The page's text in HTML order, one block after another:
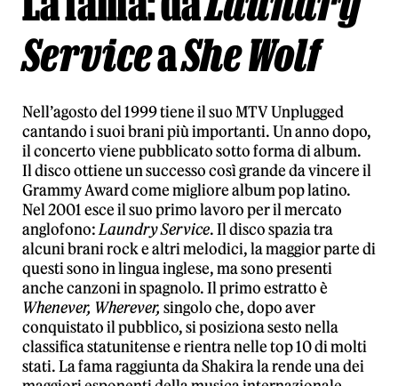
ServiceaShe Wolf
Nell’agosto del 1999 tiene il suo MTV Unplugged
cantando i suoi brani più importanti. Un anno dopo,
il concerto viene pubblicato sotto forma di album.
Il disco ottiene un successo così grande da vincere il
Grammy Award come migliore album pop latino.
Nel 2001 esce il suo primo lavoro per il mercato
anglofono:Laundry Service. Il disco spazia tra
alcuni brani rock e altri melodici, la maggior parte di
questi sono in lingua inglese, ma sono presenti
anche canzoni in spagnolo. Il primo estratto è
Whenever, Wherever, singolo che, dopo aver
conquistato il pubblico, si posiziona sesto nella
classifica statunitense e rientra nelle top 10 di molti
stati. La fama raggiunta da Shakira la rende una dei